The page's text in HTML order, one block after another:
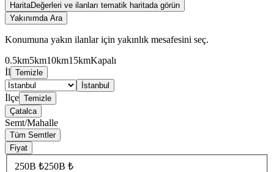
HaritaDeğerleri ve ilanları tematik haritada görün
Yakınımda Ara
Konumuna yakın ilanlar için yakınlık mesafesini seç.
0.5km5km10km15kmKapalı
İl Temizle
İstanbul
İlçe Temizle
Çatalca
Semt/Mahalle
Tüm Semtler
Fiyat
250B ₺250B ₺